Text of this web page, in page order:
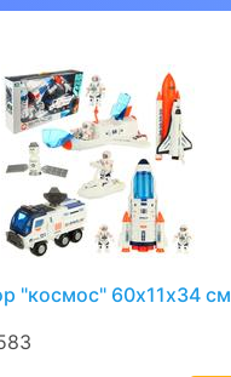
"космос" 60х11х34 см